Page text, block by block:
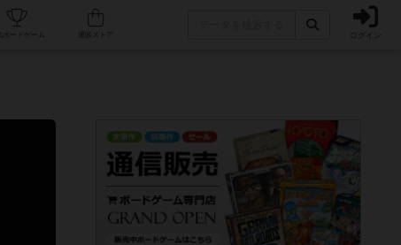
人気ボードゲーム ログイン